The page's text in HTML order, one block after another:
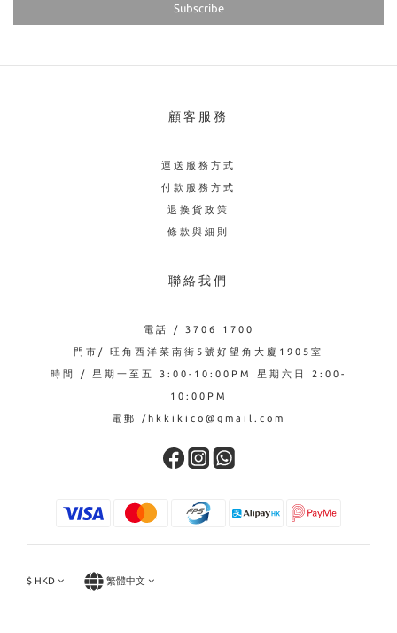
Subscribe
顧客服務
運送服務方式
付款服務方式
退換貨政策
條款與細則
聯絡我們
電話 / 3706 1700
門市/ 旺角西洋菜南街5號好望角大廈1905室
時間 / 星期一至五 3:00-10:00PM 星期六日 2:00-
10:00PM
電郵 /hkkikico@gmail.com
$ HKD 繁體中文